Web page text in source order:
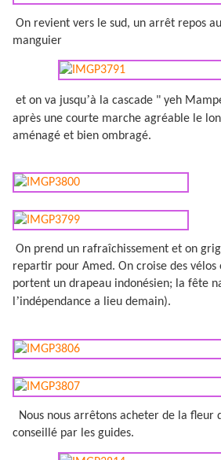
On revient vers le sud, un arrêt repos
manguier
et on va jusqu’à la cascade " yeh
après une courte marche agréable le
aménagé et bien ombragé.
On prend un rafraîchissement et on
repartir pour Amed. On croise des vélos
portent un drapeau indonésien; la fête
l’indépendance a lieu demain).
Nous nous arrêtons acheter de la fleur
conseillé par les guides.